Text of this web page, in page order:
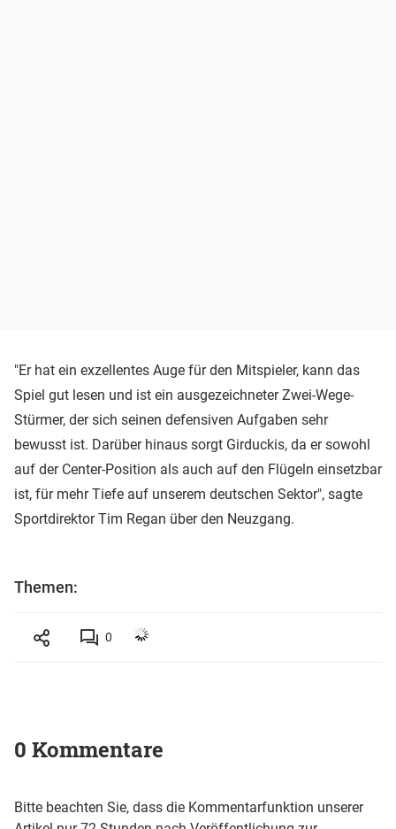
"Er hat ein exzellentes Auge für den Mitspieler, kann das
Spiel gut lesen und ist ein ausgezeichneter Zwei-Wege-
Stürmer, der sich seinen defensiven Aufgaben sehr
bewusst ist. Darüber hinaus sorgt Girduckis, da er sowohl
auf der Center-Position als auch auf den Flügeln einsetzbar
ist, für mehr Tiefe auf unserem deutschen Sektor", sagte
Sportdirektor Tim Regan über den Neuzgang.
Themen:
0
0 Kommentare
Bitte beachten Sie, dass die Kommentarfunktion unserer